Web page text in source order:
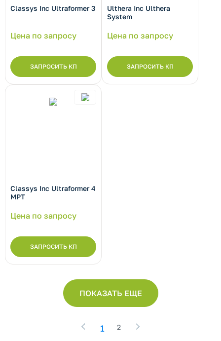
Classys Inc Ultraformer 3
Цена по запросу
ЗАПРОСИТЬ КП
Ulthera Inc Ulthera
System
Цена по запросу
ЗАПРОСИТЬ КП
Classys Inc Ultraformer 4
MPT
Цена по запросу
ЗАПРОСИТЬ КП
ПОКАЗАТЬ ЕЩЕ
1 2